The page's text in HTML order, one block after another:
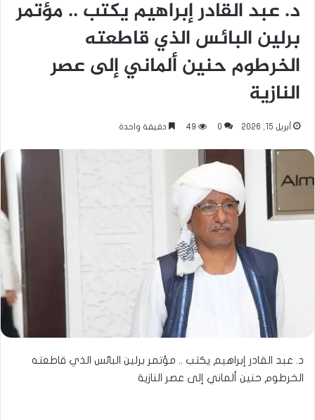
د. عبد القادر إبراهيم يكتب .. مؤتمر
برلين البائس الذي قاطعته
الخرطوم حنين ألماني إلى عصر
النازية
أبريل 15, 2026 0
49 دقيقة واحدة
د. عبد القادر إبراهيم يكتب .. مؤتمر برلين البائس الذي قاطعته
الخرطوم حنين ألماني إلى عصر النازية